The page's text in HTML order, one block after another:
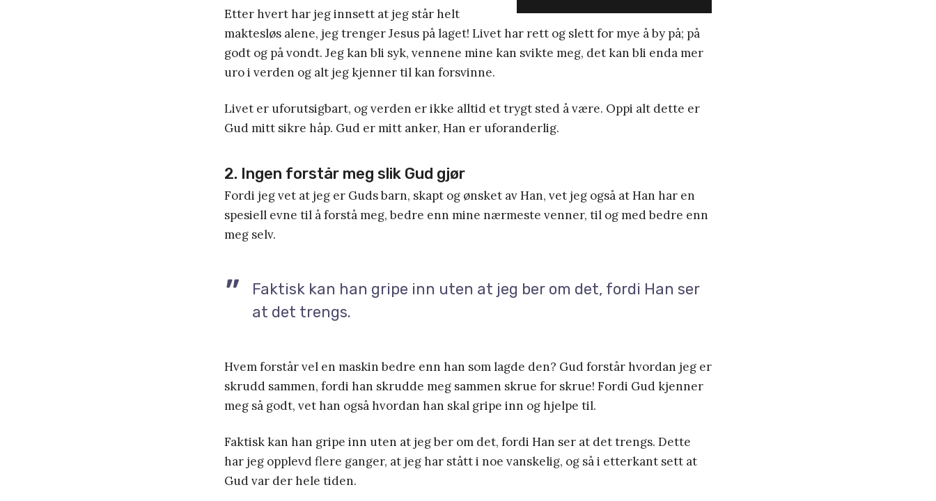
Etter hvert har jeg innsett at jeg står helt
maktesløs alene, jeg trenger Jesus på laget! Livet har rett og slett for mye å by på; på
godt og på vondt. Jeg kan bli syk, vennene mine kan svikte meg, det kan bli enda mer
uro i verden og alt jeg kjenner til kan forsvinne.
Livet er uforutsigbart, og verden er ikke alltid et trygt sted å være. Oppi alt dette er
Gud mitt sikre håp. Gud er mitt anker, Han er uforanderlig.
2. Ingen forstår meg slik Gud gjør
Fordi jeg vet at jeg er Guds barn, skapt og ønsket av Han, vet jeg også at Han har en
spesiell evne til å forstå meg, bedre enn mine nærmeste venner, til og med bedre enn
meg selv.
Faktisk kan han gripe inn uten at jeg ber om det, fordi Han ser
at det trengs.
Hvem forstår vel en maskin bedre enn han som lagde den? Gud forstår hvordan jeg er
skrudd sammen, fordi han skrudde meg sammen skrue for skrue! Fordi Gud kjenner
meg så godt, vet han også hvordan han skal gripe inn og hjelpe til.
Faktisk kan han gripe inn uten at jeg ber om det, fordi Han ser at det trengs. Dette
har jeg opplevd flere ganger, at jeg har stått i noe vanskelig, og så i etterkant sett at
Gud var der hele tiden.